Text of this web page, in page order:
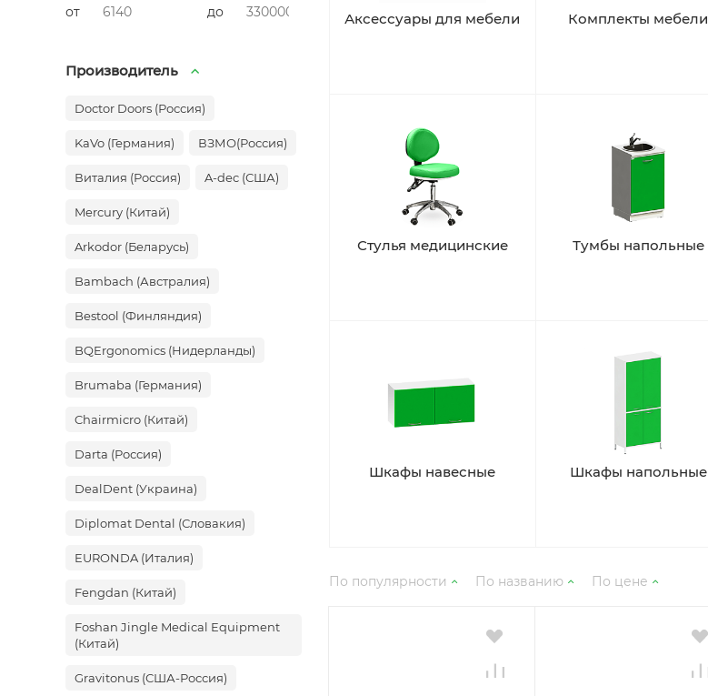
от до
Производитель
Doctor Doors (Россия)
KaVo (Германия) ВЗМО(Россия)
Виталия (Россия) A-dec (США)
Mercury (Китай)
Arkodor (Беларусь)
Bambach (Австралия)
Bestool (Финляндия)
BQErgonomics (Нидерланды)
Brumaba (Германия)
Chairmicro (Китай)
Darta (Россия)
DealDent (Украина)
Diplomat Dental (Словакия)
EURONDA (Италия)
Fengdan (Китай)
Foshan Jingle Medical Equipment
(Китай)
Gravitonus (США-Россия)
Аксессуары для мебели Комплекты мебели
Стулья медицинские Тумбы напольные
Шкафы навесные Шкафы напольные
По популярности По названию По цене